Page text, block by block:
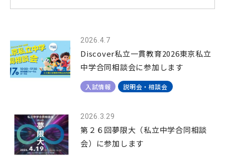
お問い合わせ
リンク
このサイトについて
2026.4.7
Discover私立一貫教育2026東京私立
中学合同相談会に参加します
入試情報 説明会・相談会
2026.3.29
第２６回夢限大（私立中学合同相談
会）に参加します